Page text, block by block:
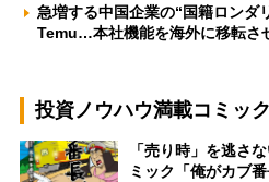
急増する中国企業の“国籍ロン
Temu…本社機能を海外に移転さ
投資ノウハウ満載コミッ
「売り時」を逃さ
ミック「俺がカブ